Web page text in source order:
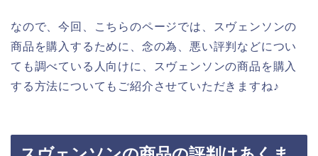
なので、今回、こちらのページでは、スヴェンソンの
商品を購入するために、念の為、悪い評判などについ
ても調べている人向けに、スヴェンソンの商品を購入
する方法についてもご紹介させていただきますね♪